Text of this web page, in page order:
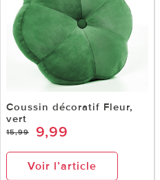
Coussin décoratif Fleur,
vert
15,99 9,99
Voir l’article